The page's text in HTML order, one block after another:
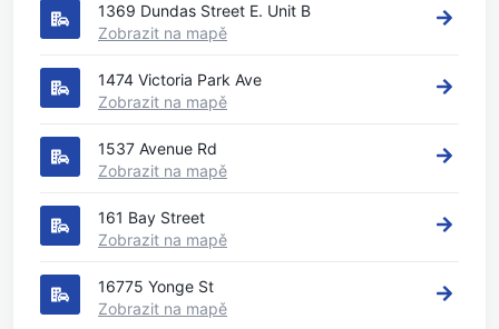
1369 Dundas Street E. Unit B
Zobrazit na mapě
1474 Victoria Park Ave
Zobrazit na mapě
1537 Avenue Rd
Zobrazit na mapě
161 Bay Street
Zobrazit na mapě
16775 Yonge St
Zobrazit na mapě